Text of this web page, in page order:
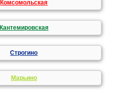
Комсомольская
Кантемировская
Строгино
Марьино